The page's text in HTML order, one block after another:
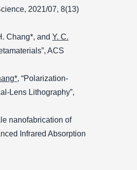
2021/07, 8(13)
Chang*, and Y. C.
ACS
, “Polarization-
Lens Lithography”,
nanofabrication of
Infrared Absorption